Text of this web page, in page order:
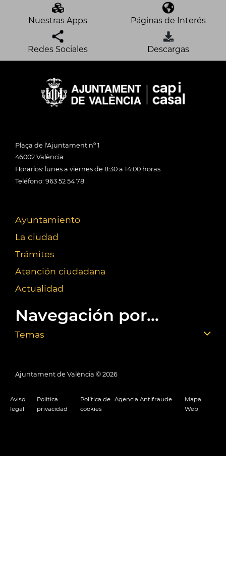
Nuestras Apps Páginas de Interés
Redes Sociales Descargas
Plaça de l'Ajuntament nº 1
46002 València
Horarios: lunes a viernes de 8:30 a 14:00 horas
Teléfono: 963 52 54 78
Ayuntamiento
La ciudad
Trámites
Atención ciudadana
Actualidad
Navegación por...
Temas
Ajuntament de València © 2026
Aviso
legal
Política
privacidad
Política de
cookies
Agencia Antifraude
Mapa
Web